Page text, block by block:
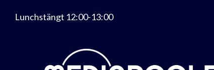
Lunchstängt 12:00-13:00